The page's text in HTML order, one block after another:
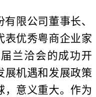
限公司董事长、
表优秀粤商企业家
兰洽会的成功开
展机遇和发展政策
，意义重大。作为